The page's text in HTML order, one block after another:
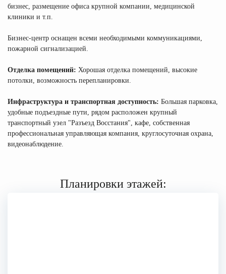
бизнес, размещение офиса крупной компании, медицинской
клиники и т.п.
Бизнес-центр оснащен всеми необходимыми коммуникациями,
пожарной сигнализацией.
Отделка помещений: Хорошая отделка помещений, высокие
потолки, возможность перепланировки.
Инфраструктура и транспортная доступность: Большая парковка,
удобные подъездные пути, рядом расположен крупный
транспортный узел "Разъезд Восстания", кафе, собственная
профессиональная управляющая компания, круглосуточная охрана,
видеонаблюдение.
Планировки этажей: